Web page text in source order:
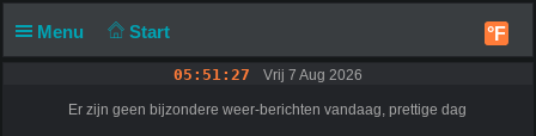
Menu Start °F
05:51:28 Vrij 7 Aug 2026
Er zijn geen bijzondere weer-berichten vandaag, prettige dag